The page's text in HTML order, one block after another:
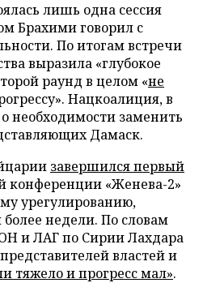
лишь одна сессия
Брахими говорил с
По итогам встречи
выразила «глубокое
раунд в целом «не
Нацкоалиция, в
необходимости заменить
Дамаск.
завершился первый
конференции «Женева-2»
урегулированию,
недели. По словам
и ЛАГ по Сирии Лахдара
властей и
тяжело и прогресс мал».